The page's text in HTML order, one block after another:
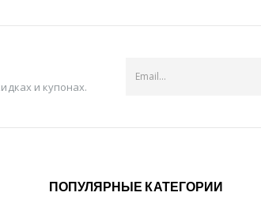
и купонах.
ПОПУЛЯРНЫЕ КАТЕГОРИИ